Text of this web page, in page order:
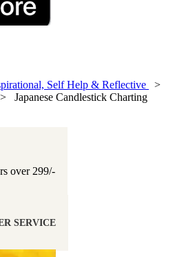
Self Help & Reflective
>
> Japanese Candlestick Charting
over 299/-
SERVICE